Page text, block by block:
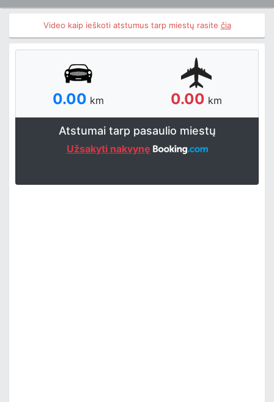
Video kaip ieškoti atstumus tarp miestų rasite čia
0.00 km 0.00 km
Atstumai tarp pasaulio miestų
Užsakyti nakvynę